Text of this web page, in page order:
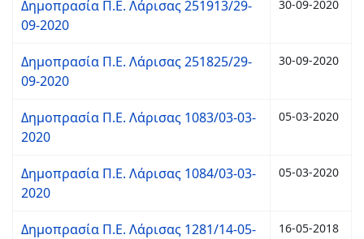
Δημοπρασία Π.Ε. Λάρισας 251913/29-
09-2020
30-09-2020
Δημοπρασία Π.Ε. Λάρισας 251825/29-
09-2020
30-09-2020
Δημοπρασία Π.Ε. Λάρισας 1083/03-03-
2020
05-03-2020
Δημοπρασία Π.Ε. Λάρισας 1084/03-03-
2020
05-03-2020
Δημοπρασία Π.Ε. Λάρισας 1281/14-05-
16-05-2018